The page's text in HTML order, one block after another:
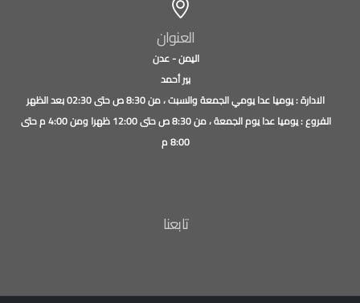
العنوان
اليمن - عدن
بير أحمد
الادارة : يوميا عدا يومي الجمعة والسبت ، من 8:30 ص حتى 02:30 بعد الظهر
الفروع : يوميا عدا يوم الجمعة ، من 8:30 ص حتى 12:00 ظهرا ومن 4:00 م حتى
8:00 م
تابعنا